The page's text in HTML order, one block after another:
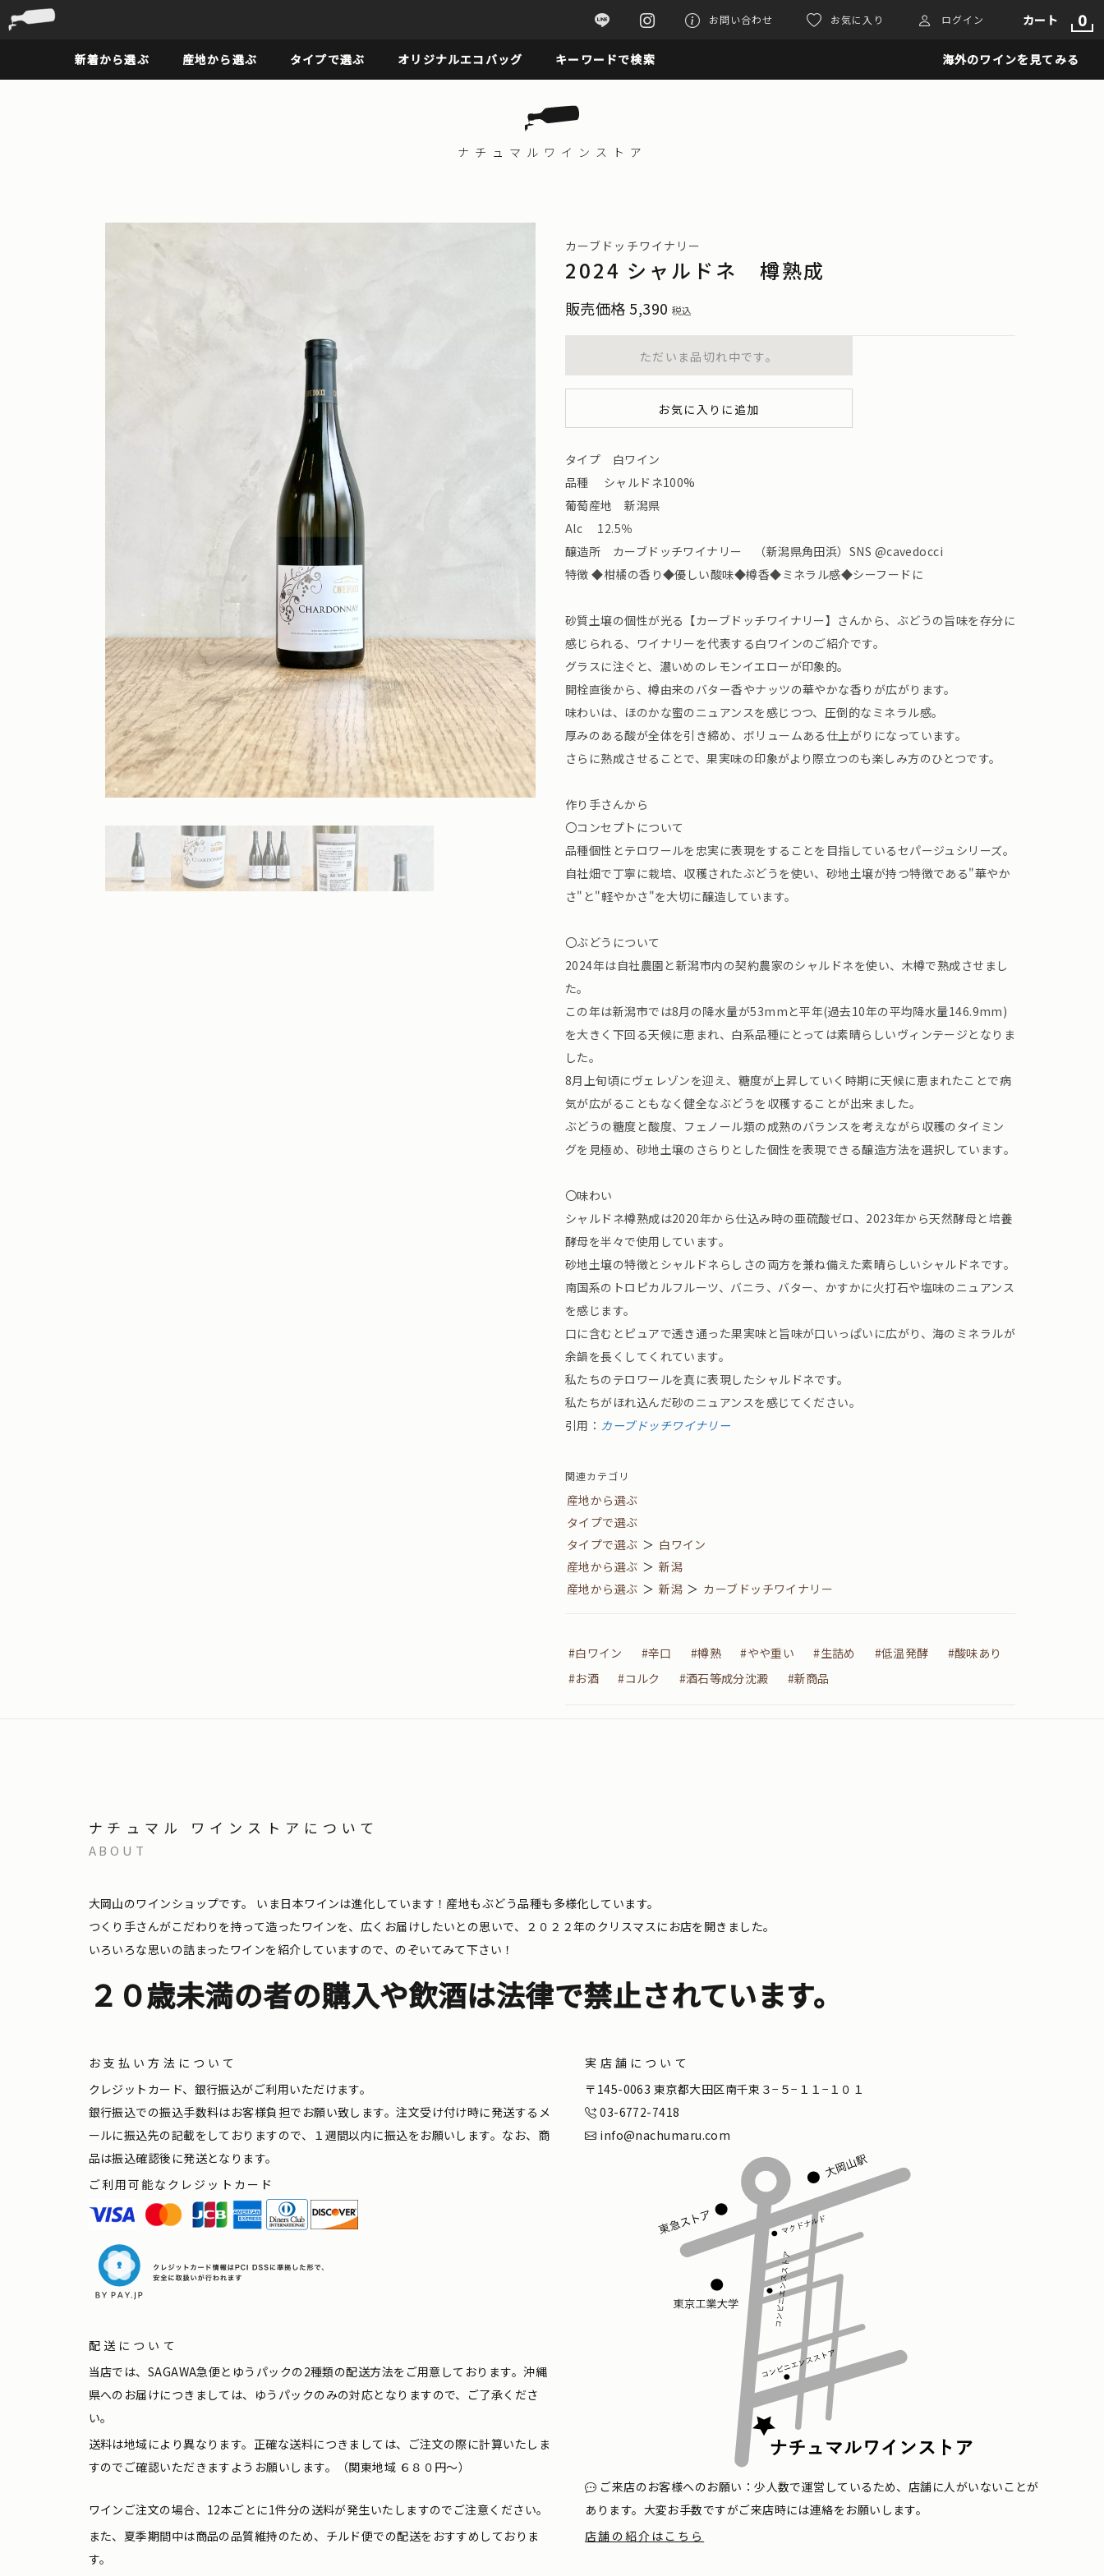
お問い合わせ お気に入り ログイン カート 0
新着から選ぶ 産地から選ぶ タイプで選ぶ オリジナルエコバッグ キーワードで検索 海外のワインを見てみる
ナチュマル ワインストア
カーブドッチワイナリー
2024 シャルドネ 樽熟成
販売価格 5,390 税込
ただいま品切れ中です。
お気に入りに追加
タイプ 白ワイン
品種 シャルドネ100%
葡萄産地 新潟県
Alc 12.5％
醸造所 カーブドッチワイナリー （新潟県角田浜）SNS @cavedocci
特徴 ◆柑橘の香り◆優しい酸味◆樽香◆ミネラル感◆シーフードに
砂質土壌の個性が光る【カーブドッチワイナリー】さんから、ぶどうの旨味を存分に
感じられる、ワイナリーを代表する白ワインのご紹介です。
グラスに注ぐと、濃いめのレモンイエローが印象的。
開栓直後から、樽由来のバター香やナッツの華やかな香りが広がります。
味わいは、ほのかな蜜のニュアンスを感じつつ、圧倒的なミネラル感。
厚みのある酸が全体を引き締め、ボリュームある仕上がりになっています。
さらに熟成させることで、果実味の印象がより際立つのも楽しみ方のひとつです。
作り手さんから
〇コンセプトについて
品種個性とテロワールを忠実に表現をすることを目指しているセパージュシリーズ。
自社畑で丁寧に栽培、収穫されたぶどうを使い、砂地土壌が持つ特徴である"華やか
さ"と"軽やかさ"を大切に醸造しています。
〇ぶどうについて
2024年は自社農園と新潟市内の契約農家のシャルドネを使い、木樽で熟成させまし
た。
この年は新潟市では8月の降水量が53mmと平年(過去10年の平均降水量146.9mm)
を大きく下回る天候に恵まれ、白系品種にとっては素晴らしいヴィンテージとなりま
した。
8月上旬頃にヴェレゾンを迎え、糖度が上昇していく時期に天候に恵まれたことで病
気が広がることもなく健全なぶどうを収穫することが出来ました。
ぶどうの糖度と酸度、フェノール類の成熟のバランスを考えながら収穫のタイミン
グを見極め、砂地土壌のさらりとした個性を表現できる醸造方法を選択しています。
〇味わい
シャルドネ樽熟成は2020年から仕込み時の亜硫酸ゼロ、2023年から天然酵母と培養
酵母を半々で使用しています。
砂地土壌の特徴とシャルドネらしさの両方を兼ね備えた素晴らしいシャルドネです。
南国系のトロピカルフルーツ、バニラ、バター、かすかに火打石や塩味のニュアンス
を感じます。
口に含むとピュアで透き通った果実味と旨味が口いっぱいに広がり、海のミネラルが
余韻を長くしてくれています。
私たちのテロワールを真に表現したシャルドネです。
私たちがほれ込んだ砂のニュアンスを感じてください。
引用： カーブドッチワイナリー
関連カテゴリ
産地から選ぶ
タイプで選ぶ
タイプで選ぶ ＞ 白ワイン
産地から選ぶ ＞ 新潟
産地から選ぶ ＞ 新潟 ＞ カーブドッチワイナリー
#白ワイン #辛口 #樽熟 #やや重い #生詰め #低温発酵
#酸味あり
#お酒
#コルク #酒石等成分沈澱 #新商品
ナチュマル ワインストアについて
ABOUT
大岡山のワインショップです。
いま日本ワインは進化しています！産地もぶどう品種も多様化しています。
つくり手さんがこだわりを持って造ったワインを、広くお届けしたいとの思いで、２０２２年のクリスマスにお店を開きました。
いろいろな思いの詰まったワインを紹介していますので、のぞいてみて下さい！
２０歳未満の者の購入や飲酒は法律で禁止されています。
お支払い方法について
クレジットカード、銀行振込がご利用いただけます。
銀行振込での振込手数料はお客様負担でお願い致します。注文受け付け時に発送するメ
ールに振込先の記載をしておりますので、１週間以内に振込をお願いします。なお、商
品は振込確認後に発送となります。
ご利用可能なクレジットカード
配送について
当店では、SAGAWA急便とゆうパックの2種類の配送方法をご用意しております。沖縄
県へのお届けにつきましては、ゆうパックのみの対応となりますので、ご了承くださ
い。
送料は地域により異なります。正確な送料につきましては、ご注文の際に計算いたしま
すのでご確認いただきますようお願いします。（関東地域 ６８０円〜）
ワインご注文の場合、12本ごとに1件分の送料が発生いたしますのでご注意ください。
また、夏季期間中は商品の品質維持のため、チルド便での配送をおすすめしておりま
す。
実店舗について
〒145-0063 東京都大田区南千束３−５−１１−１０１
03-6772-7418
info@nachumaru.com
ご来店のお客様へのお願い：少人数で運営しているため、店舗に人がいないことが
あります。大変お手数ですがご来店時には連絡をお願いします。
店舗の紹介はこちら